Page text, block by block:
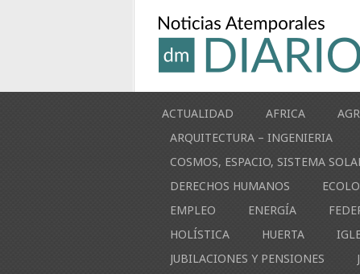
ACTUALIDAD AFRICA
ARQUITECTURA – INGENIERIA
COSMOS, ESPACIO, SISTEMA
DERECHOS HUMANOS
EMPLEO
ENERGÍA
HOLÍSTICA
HUERTA
JUBILACIONES Y PENSIONES